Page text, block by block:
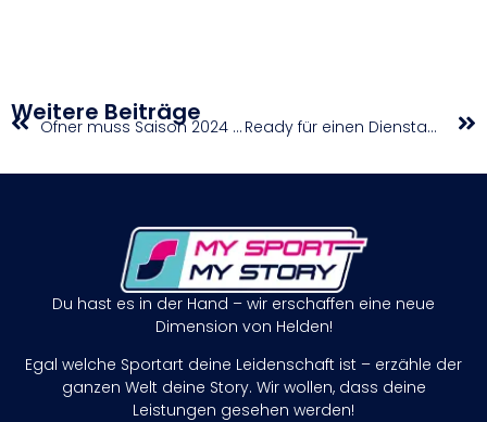
Weitere Beiträge Ofner muss Saison 2024 frühzeitig beenden Ready für einen Dienstag ganz in Rot-weiß-rot
Du hast es in der Hand – wir erschaffen eine neue
Dimension von Helden!
Egal welche Sportart deine Leidenschaft ist – erzähle der
ganzen Welt deine Story. Wir wollen, dass deine
Leistungen gesehen werden!